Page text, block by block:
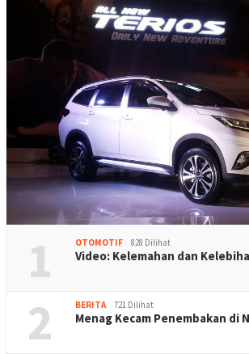
1 OTOMOTIF 828 Dilihat
Video: Kelemahan dan
2 BERITA 721 Dilihat
Menag Kecam Penembakan di